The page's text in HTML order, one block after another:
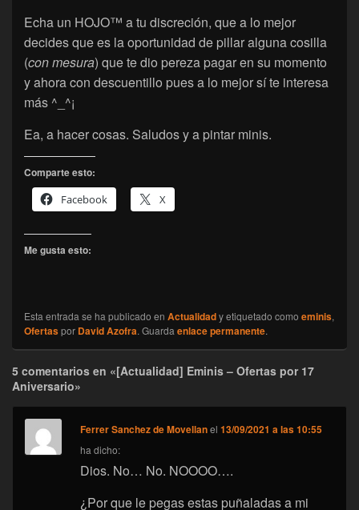
Echa un HOJO™ a tu discreción, que a lo mejor
decides que es la oportunidad de pillar alguna cosilla
(con mesura) que te dio pereza pagar en su momento
y ahora con descuentillo pues a lo mejor sí te interesa
más ^_^¡
Ea, a hacer cosas. Saludos y a pintar minis.
Comparte esto:
Facebook
X
Me gusta esto:
Esta entrada se ha publicado en Actualidady etiquetado como eminis,
Ofertaspor David Azofra. Guarda enlace permanente.
5 comentarios en «[Actualidad] Eminis – Ofertas por 17
Aniversario»
Ferrer Sanchez de Movellanel13/09/2021 a las 10:55
ha dicho:
Dios. No… No. NOOOO….
¿Por que le pegas estas puñaladas a mi